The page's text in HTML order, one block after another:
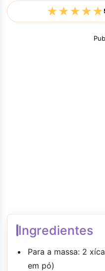
★★★★★
Ingredientes
Para a massa: 2
em pó)